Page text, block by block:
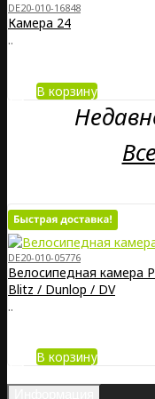
DE20-010-16848
Камера 24
..
В корзину
DE20-010-05776
Велосипедная камера
Blitz / Dunlop / DV
..
В корзину